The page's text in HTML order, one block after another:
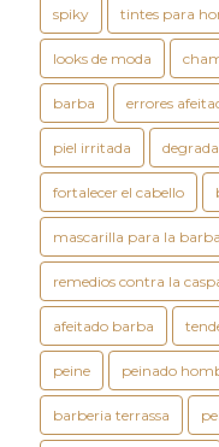
spiky tintes para
looks de moda
barba errores
piel irritada
fortalecer el cabello
mascarilla para la barba
remedios contra la
afeitado barba
peine peinado
barberia terrassa